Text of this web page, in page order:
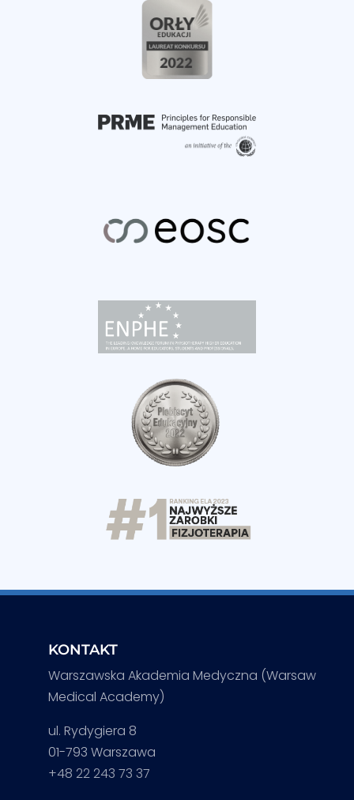
KONTAKT
Warszawska Akademia Medyczna (Warsaw
Medical Academy)
ul. Rydygiera 8
01-793 Warszawa
+48 22 243 73 37